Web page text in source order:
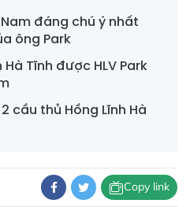
đáng chú ý nhất
ông Park
Tĩnh được HLV Park
cầu thủ Hồng Lĩnh Hà
Copy link